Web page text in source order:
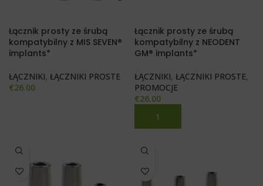
Łącznik prosty ze śrubą
kompatybilny z MIS SEVEN®
implants*
ŁĄCZNIKI, ŁĄCZNIKI PROSTE
€26.00
Łącznik prosty ze śrubą
kompatybilny z NEODENT
GM® implants*
ŁĄCZNIKI, ŁĄCZNIKI PROSTE,
PROMOCJE
€26.00